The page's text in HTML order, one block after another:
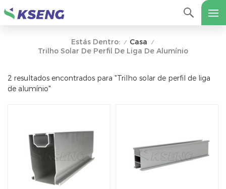
Estás Dentro: / Casa /
Trilho Solar De Perfil De Liga De Alumínio
2 resultados encontrados para "Trilho solar de perfil de liga
de alumínio"